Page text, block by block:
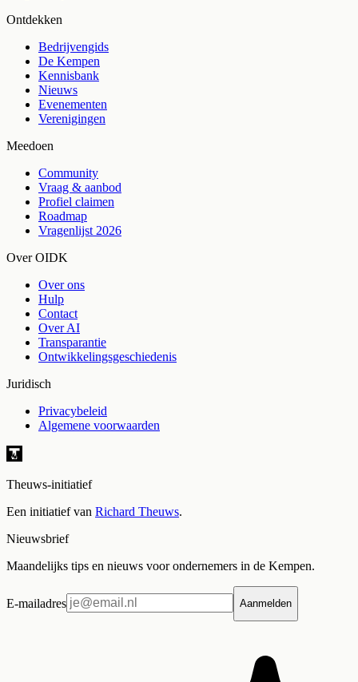
Ontdekken
Bedrijvengids
De Kempen
Kennisbank
Nieuws
Evenementen
Verenigingen
Meedoen
Community
Vraag & aanbod
Profiel claimen
Roadmap
Vragenlijst 2026
Over OIDK
Over ons
Hulp
Contact
Over AI
Transparantie
Ontwikkelingsgeschiedenis
Juridisch
Privacybeleid
Algemene voorwaarden
Theuws-initiatief
Een initiatief van Richard Theuws.
Nieuwsbrief
Maandelijks tips en nieuws voor ondernemers in de Kempen.
E-mailadres Aanmelden